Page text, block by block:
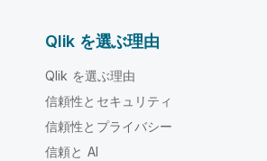
Qlik を選ぶ理由
Qlik を選ぶ理由
信頼性とセキュリティ
信頼性とプライバシー
信頼と AI